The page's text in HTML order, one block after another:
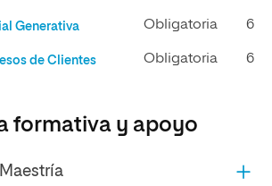
Generativa Obligatoria 6
de Clientes Obligatoria 6
formativa y apoyo